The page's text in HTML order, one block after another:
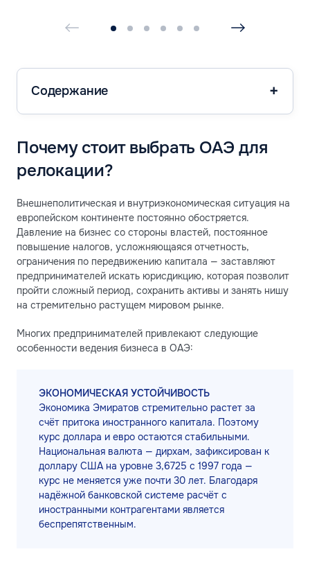
Содержание
Почему стоит выбрать ОАЭ для
релокации?
Внешнеполитическая и внутриэкономическая ситуация на
европейском континенте постоянно обостряется.
Давление на бизнес со стороны властей, постоянное
повышение налогов, усложняющаяся отчетность,
ограничения по передвижению капитала — заставляют
предпринимателей искать юрисдикцию, которая позволит
пройти сложный период, сохранить активы и занять нишу
на стремительно растущем мировом рынке.
Многих предпринимателей привлекают следующие
особенности ведения бизнеса в ОАЭ:
ЭКОНОМИЧЕСКАЯ УСТОЙЧИВОСТЬ
Экономика Эмиратов стремительно растет за
счёт притока иностранного капитала. Поэтому
курс доллара и евро остаются стабильными.
Национальная валюта — дирхам, зафиксирован к
доллару США на уровне 3,6725 с 1997 года —
курс не меняется уже почти 30 лет. Благодаря
надёжной банковской системе расчёт с
иностранными контрагентами является
беспрепятственным.